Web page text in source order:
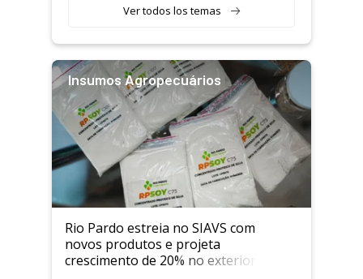
Ver todos los temas
Insumos Agropecuários
Rio Pardo estreia no SIAVS com
novos produtos e projeta
crescimento de 20% no exterior